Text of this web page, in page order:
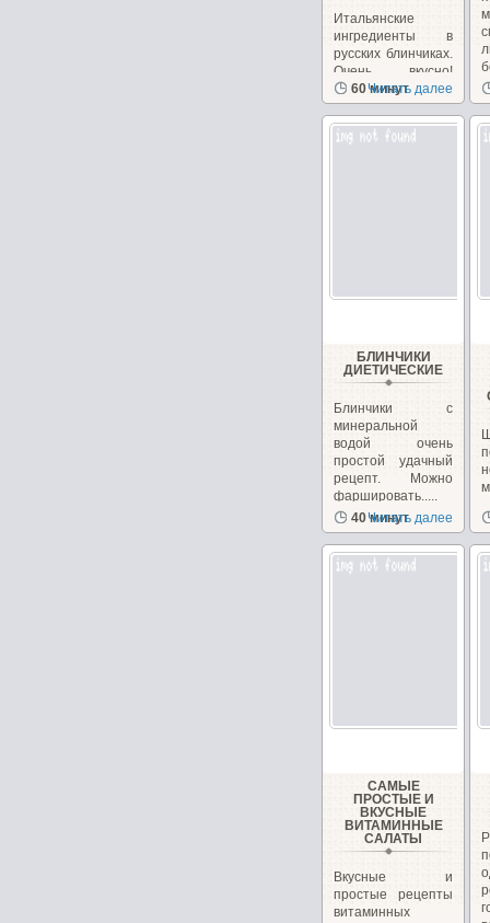
Итальянские
ингредиенты в
русских блинчиках.
Очень вкусно!
Необычно, на
сайте...
60 минут
Читать далее
БЛИНЧИКИ
ДИЕТИЧЕСКИЕ
Блинчики с
минеральной
водой очень
простой удачный
рецепт. Можно
фаршировать.....
40 минут
Читать далее
САМЫЕ
ПРОСТЫЕ И
ВКУСНЫЕ
ВИТАМИННЫЕ
САЛАТЫ
Вкусные и
простые рецепты
витаминных